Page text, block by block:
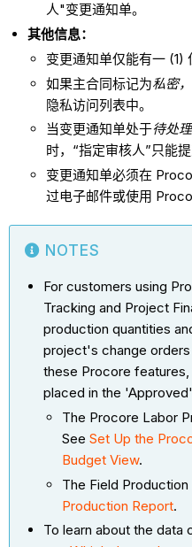
人"变更通知单。
其他信息：
变更通知单仅能有一 (1)
如果主合同标记为私密，
隐私访问列表中。
当变更通知单处于待处
时，“指定审核人”只能
变更通知单必须在
过电子邮件或使用
NOTES
For customers using
Tracking and Project
production quantities
project's change
these Procore
placed in the
The Procore Labor
SeeSet Up the
Budget View.
The Field
Production Report.
To learn about the data